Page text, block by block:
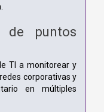
de puntos
TI a monitorear y
corporativas y
en múltiples